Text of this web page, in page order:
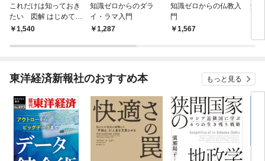
これだけは知っておき
たい 図解 はじめての
仏教1,540
知識ゼロからのダラ
イ・ラマ入門
1,287
知識ゼロからの仏教入
門
1,567
知
東洋経済新報社のおすすめ本 もっと見る